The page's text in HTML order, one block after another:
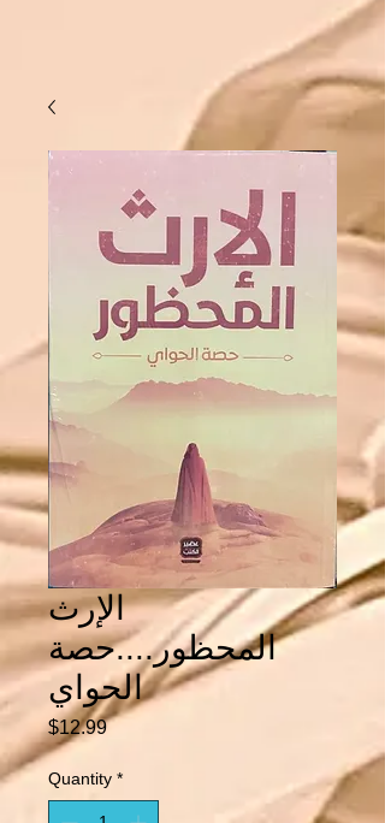
الإرث
المحظور....حصة
الحواي
$12.99Price
Quantity *